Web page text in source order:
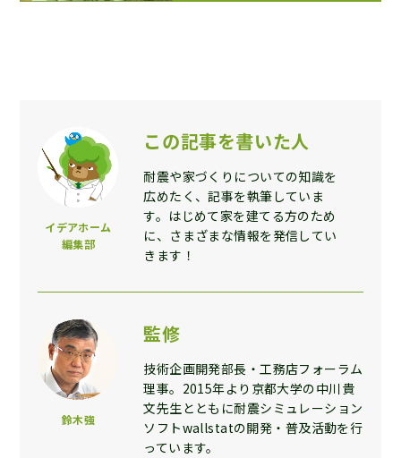
イデアホーム
編集部
この記事を書いた人
耐震や家づくりについての知識を
広めたく、記事を執筆していま
す。はじめて家を建てる方のため
に、さまざまな情報を発信してい
きます！
鈴木強
監修
技術企画開発部長・工務店フォーラム
理事。2015年より京都大学の中川貴
文先生とともに耐震シミュレーション
ソフトwallstatの開発・普及活動を行
っています。